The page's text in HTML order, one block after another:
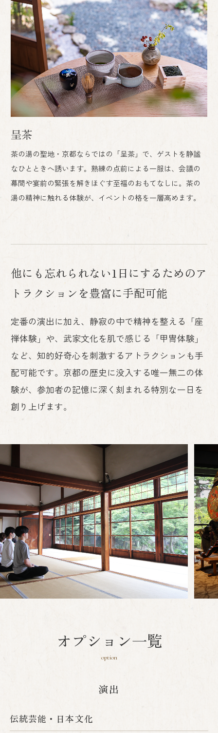
呈茶
茶の湯の聖地・京都ならではの「呈茶」で、ゲストを静謐
なひとときへ誘います。熟練の点前による一服は、会議の
幕間や宴前の緊張を解きほぐす至福のおもてなしに。茶の
湯の精神に触れる体験が、イベントの格を一層高めます。
他にも忘れられない1日にするためのア
トラクションを豊富に手配可能
定番の演出に加え、静寂の中で精神を整える「座
禅体験」や、武家文化を肌で感じる「甲冑体験」
など、知的好奇心を刺激するアトラクションも手
配可能です。京都の歴史に没入する唯一無二の体
験が、参加者の記憶に深く刻まれる特別な一日を
創り上げます。
オプション一覧
option
演出
伝統芸能・日本文化